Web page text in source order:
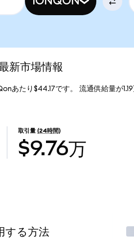
市場情報
あたり$44.17です。 流通供給量が
取引量 (24時間)
$9.76万
る方法